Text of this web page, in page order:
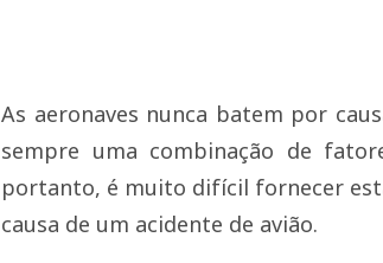
As aeronaves nunca batem por
sempre uma combinação de
portanto, é muito difícil fornecer
causa de um acidente de avião.